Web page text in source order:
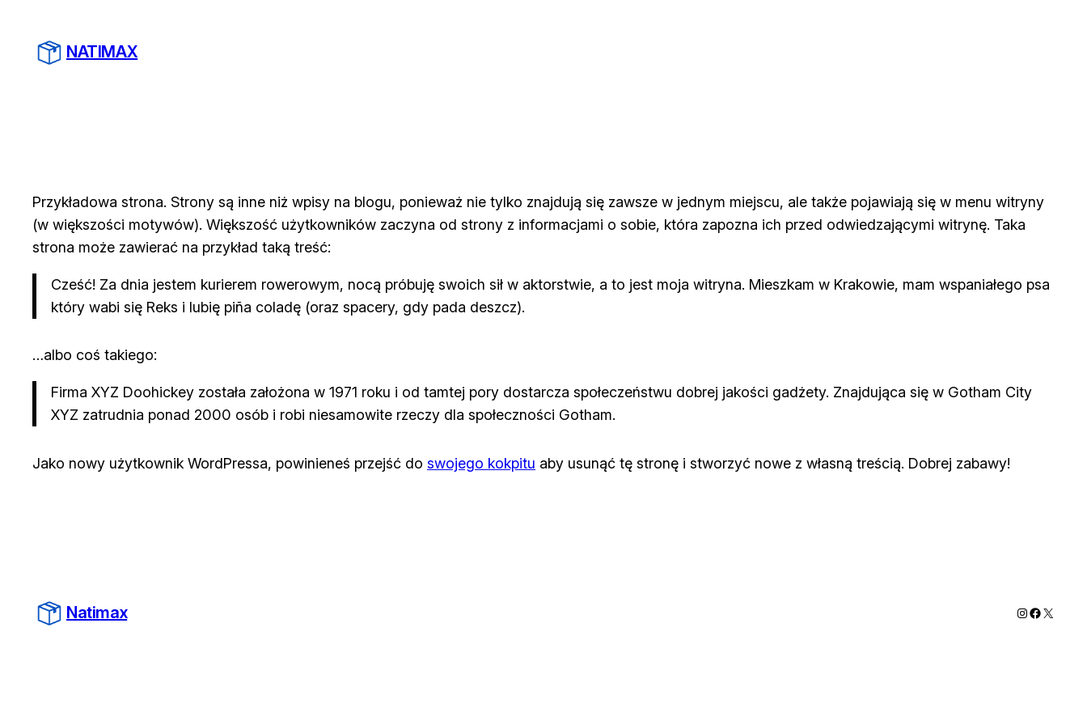
treści
NATIMAX
Przykładowa strona. Strony są inne niż wpisy na blogu, ponieważ nie tylko znajdują się zawsze w jednym miejscu, ale także pojawiają się w menu witryny
(w większości motywów). Większość użytkowników zaczyna od strony z informacjami o sobie, która zapozna ich przed odwiedzającymi witrynę. Taka
strona może zawierać na przykład taką treść:
Cześć! Za dnia jestem kurierem rowerowym, nocą próbuję swoich sił w aktorstwie, a to jest moja witryna. Mieszkam w Krakowie, mam wspaniałego psa
który wabi się Reks i lubię piña coladę (oraz spacery, gdy pada deszcz).
…albo coś takiego:
Firma XYZ Doohickey została założona w 1971 roku i od tamtej pory dostarcza społeczeństwu dobrej jakości gadżety. Znajdująca się w Gotham City
XYZ zatrudnia ponad 2000 osób i robi niesamowite rzeczy dla społeczności Gotham.
Jako nowy użytkownik WordPressa, powinieneś przejść do swojego kokpitu aby usunąć tę stronę i stworzyć nowe z własną treścią. Dobrej zabawy!
Natimax Instagram
X